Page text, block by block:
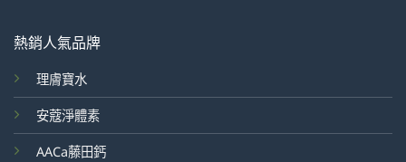
熱銷人氣品牌
理膚寶水
安蔻淨體素
AACa藤田鈣